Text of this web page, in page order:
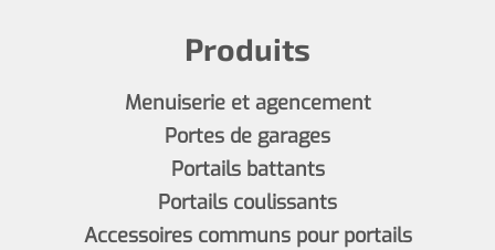
Produits
Menuiserie et agencement
Portes de garages
Portails battants
Portails coulissants
Accessoires communs pour portails